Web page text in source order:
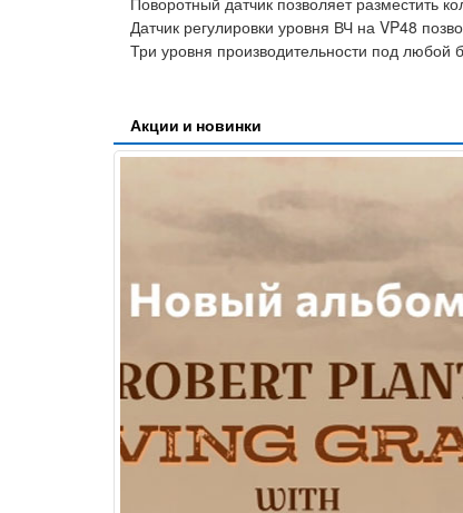
Датчик регулировки уровня ВЧ на VP48
Три уровня производительности под любой
Акции и новинки